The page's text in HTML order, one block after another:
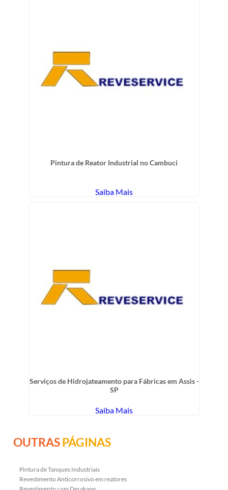
Pintura de Reator Industrial no Cambuci
Saiba Mais
Serviços de Hidrojateamento para Fábricas em Assis -
SP
Saiba Mais
OUTRASPÁGINAS
Pintura de Tanques Industriais
Revestimento Anticorrosivo em reatores